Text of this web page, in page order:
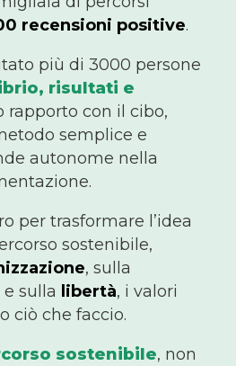
recensioni positive.
più di 3000 persone
risultati e
rapporto con il cibo,
semplice e
autonome nella
per trasformare l’idea
sostenibile,
, sulla
e sulla libertà, i valori
ciò che faccio.
sostenibile, non